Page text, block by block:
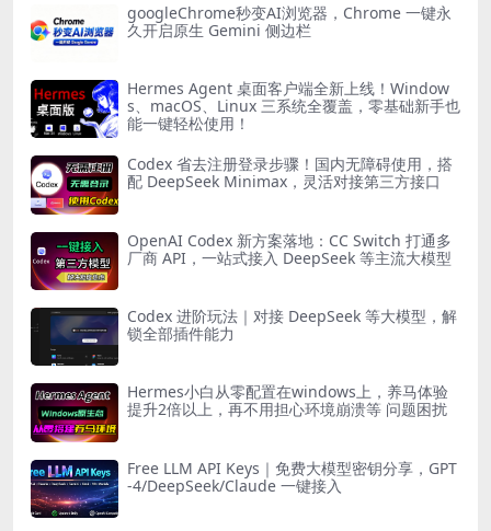
googleChrome秒变AI浏览器，Chrome 一键永
久开启原生 Gemini 侧边栏
Hermes Agent 桌面客户端全新上线！Window
s、macOS、Linux 三系统全覆盖，零基础新手也
能一键轻松使用！
Codex 省去注册登录步骤！国内无障碍使用，搭
配 DeepSeek Minimax，灵活对接第三方接口
OpenAI Codex 新方案落地：CC Switch 打通多
厂商 API，一站式接入 DeepSeek 等主流大模型
Codex 进阶玩法｜对接 DeepSeek 等大模型，解
锁全部插件能力
Hermes小白从零配置在windows上，养马体验
提升2倍以上，再不用担心环境崩溃等 问题困扰
Free LLM API Keys｜免费大模型密钥分享，GPT
-4/DeepSeek/Claude 一键接入